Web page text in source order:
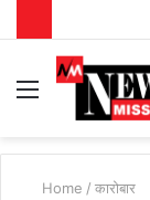
Menu
Home / कारोबार